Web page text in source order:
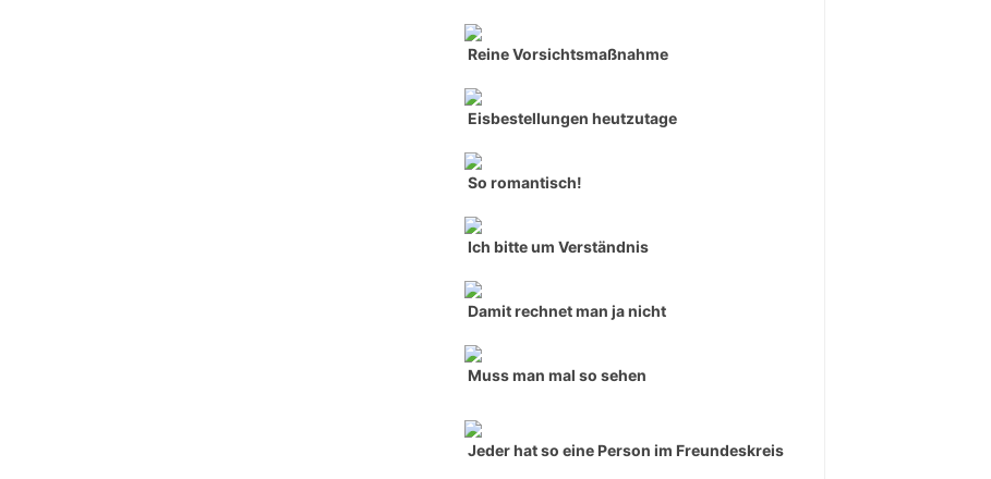
Reine Vorsichtsmaßnahme
Eisbestellungen heutzutage
So romantisch!
Ich bitte um Verständnis
Damit rechnet man ja nicht
Muss man mal so sehen
Jeder hat so eine Person im Freundeskreis